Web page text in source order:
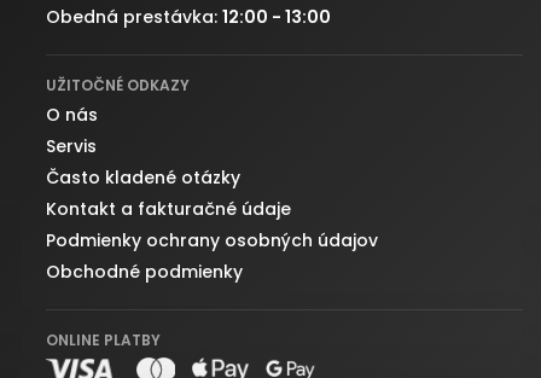
Obedná prestávka: 12:00 - 13:00
UŽITOČNÉ ODKAZY
O nás
Servis
Často kladené otázky
Kontakt a fakturačné údaje
Podmienky ochrany osobných údajov
Obchodné podmienky
ONLINE PLATBY